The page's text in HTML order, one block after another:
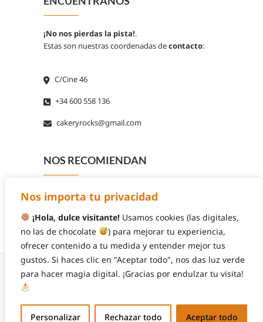
Nos importa tu privacidad
¡Hola, dulce visitante!Usamos cookies (las digitales,
no las de chocolate
) para mejorar tu experiencia,
ofrecer contenido a tu medida y entender mejor tus
gustos. Si haces clic en "Aceptar todo", nos das luz verde
para hacer magia digital. ¡Gracias por endulzar tu visita!
Personalizar Rechazar todo Aceptar todo
¡No nos pierdas la pista!.
Estas son nuestras coordenadas decontacto:
C/Cine 46
+34 600 558 136
cakeryrocks@gmail.com
NOS RECOMIENDAN
© 2026 Cakery Rocks| Diseñado por: Theme